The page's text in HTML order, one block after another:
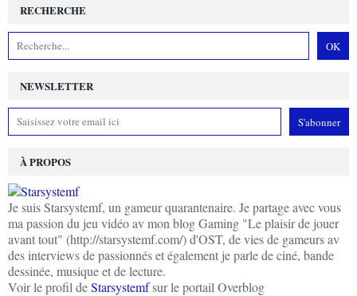
NEWSLETTER
RECHERCHE
À PROPOS
Je suis Starsystemf, un gameur quarantenaire. Je partage avec vous
ma passion du jeu vidéo av mon blog Gaming "Le plaisir de jouer
avant tout" (http://starsystemf.com/) d'OST, de vies de gameurs av
des interviews de passionnés et également je parle de ciné, bande
dessinée, musique et de lecture.
Voir le profil deStarsystemfsur le portail Overblog